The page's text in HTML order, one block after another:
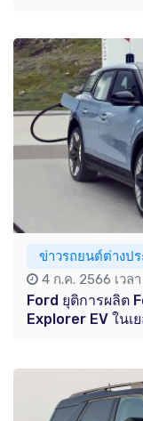
ข่าวรถยนต์ต่างปร
4 ก.ค. 2566 เวลา
Ford ยุติการผลิต
Explorer EV ในเ